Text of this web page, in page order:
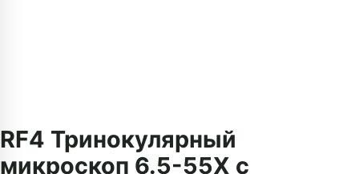
RF4 Тринокулярный
микроскоп 6.5-55X с